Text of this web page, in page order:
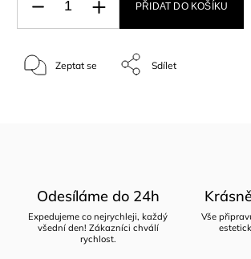
PŘIDAT DO KOŠÍKU
Zeptat se Sdílet
Odesíláme do 24h
Expedujeme co nejrychleji, každý
všední den! Zákazníci chválí
rychlost.
Vše